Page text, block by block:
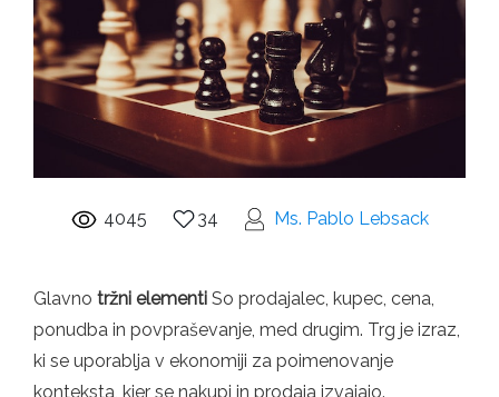
4045 34 Ms. Pablo Lebsack
Glavno tržni elementi So prodajalec, kupec, cena,
ponudba in povpraševanje, med drugim. Trg je izraz,
ki se uporablja v ekonomiji za poimenovanje
konteksta, kjer se nakupi in prodaja izvajajo.